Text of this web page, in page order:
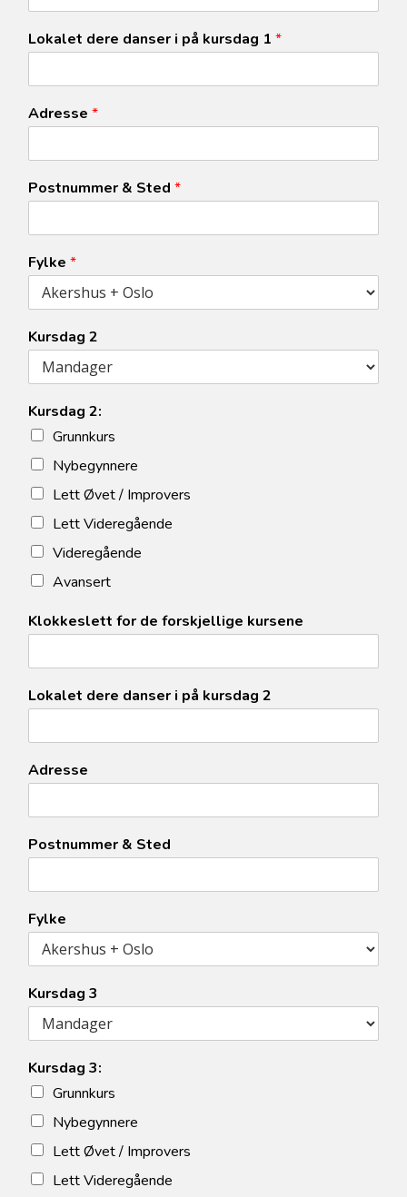
Lokalet dere danser i på kursdag 1 *
Adresse *
Postnummer & Sted *
Fylke *
Kursdag 2
Kursdag 2:
Grunnkurs
Nybegynnere
Lett Øvet / Improvers
Lett Videregående
Videregående
Avansert
Klokkeslett for de forskjellige kursene
Lokalet dere danser i på kursdag 2
Adresse
Postnummer & Sted
Fylke
Kursdag 3
Kursdag 3:
Grunnkurs
Nybegynnere
Lett Øvet / Improvers
Lett Videregående